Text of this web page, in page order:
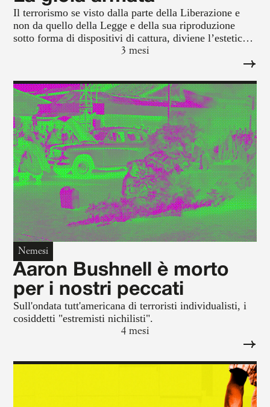
Il terrorismo se visto dalla parte della Liberazione e
non da quello della Legge e della sua riproduzione
sotto forma di dispositivi di cattura, diviene l’estetica
della gioia spinozianamente concepita: fascio
d’intensità che non ha oggetto, né scopo, né sostanza,
3 mesi
Nemesi
Aaron Bushnell è morto
per i nostri peccati
Sull'ondata tutt'americana di terroristi individualisti, i
cosiddetti "estremisti nichilisti".
4 mesi